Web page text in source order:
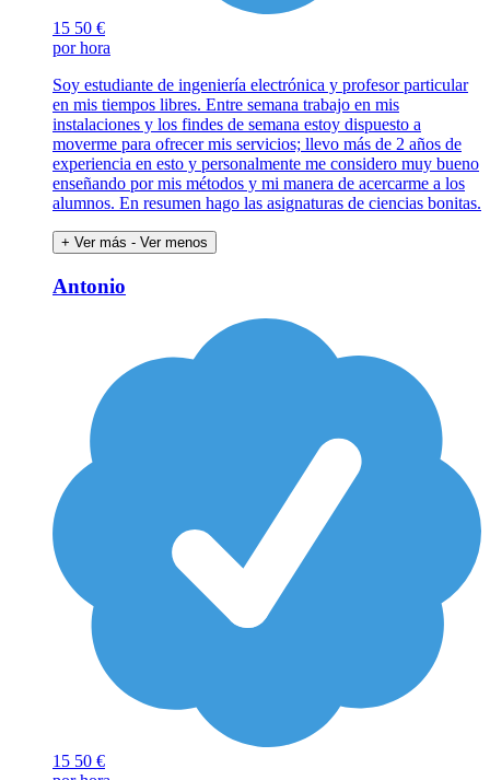
15 50 €
por hora
Soy estudiante de ingeniería electrónica y profesor particular
en mis tiempos libres. Entre semana trabajo en mis
instalaciones y los findes de semana estoy dispuesto a
moverme para ofrecer mis servicios; llevo más de 2 años de
experiencia en esto y personalmente me considero muy bueno
enseñando por mis métodos y mi manera de acercarme a los
alumnos. En resumen hago las asignaturas de ciencias bonitas.
+ Ver más - Ver menos
Antonio
15 50 €